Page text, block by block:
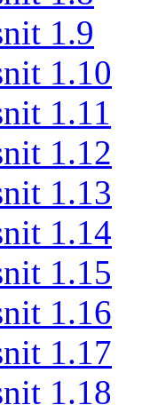
1.9
1.10
1.11
1.12
1.13
1.14
1.15
1.16
1.17
1.18